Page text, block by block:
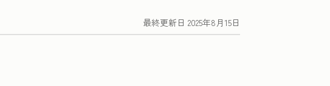
最終更新日 2025年8月15日